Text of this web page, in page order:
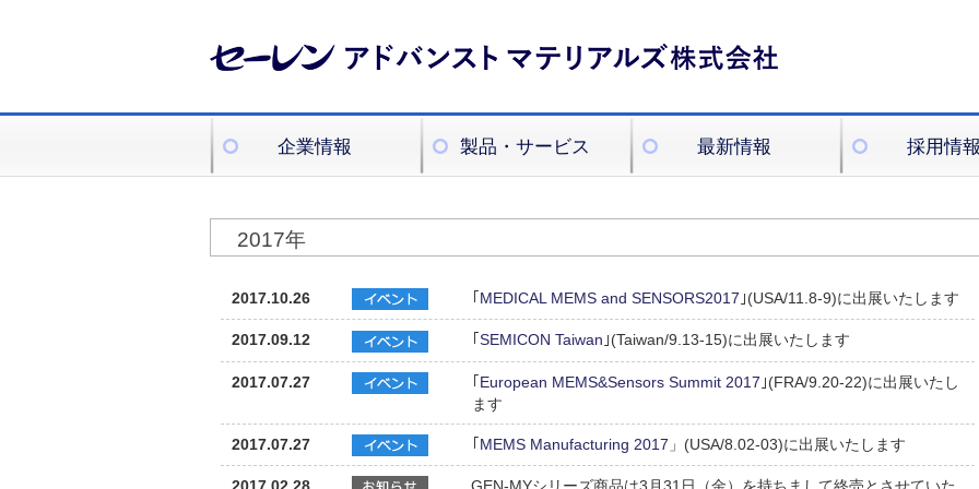
企業情報 製品・サービス 最新情報 採用情
2017年
2017.10.26 MEDICAL MEMS and SENSORS2017 ｣(USA/11.8-9)に出展いたします
2017.09.12 ｢ SEMICON Taiwan ｣(Taiwan/9.13-15)に出展いたします
2017.07.27 ｢European MEMS&Sensors Summit 2017 ｣(FRA/9.20-22)に出展いたし
ます
2017.07.27 ｢MEMS Manufacturing 2017 」(USA/8.02-03)に出展いたします